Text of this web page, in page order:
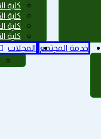
كلية
كلية
كلية
كلية
خدمة المجتمع المجلات